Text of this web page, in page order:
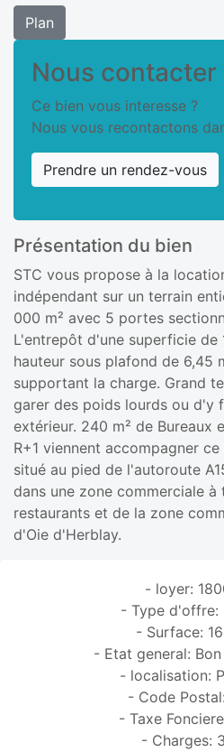
Plan
Nous contacter
Ce bien vous interesse ?
Nous vous recontactons
Prendre un rendez-vous
Présentation du bien
STC vous propose à la
indépendant sur un terrain
000 m² avec 5 portes
L'entrepôt d'une superficie de
hauteur sous plafond de 6,45
supportant la charge. Grand
garer des poids lourds ou d'y
extérieur. 240 m² de Bureaux
R+1 viennent accompagner
situé au pied de l'autoroute
dans une zone commerciale
restaurants et de la zone
d'Oie d'Herblay.
- loyer:
- Type d'offre:
- Surface:
- Etat general:
- localisation:
- Code
- Taxe
- Charges: